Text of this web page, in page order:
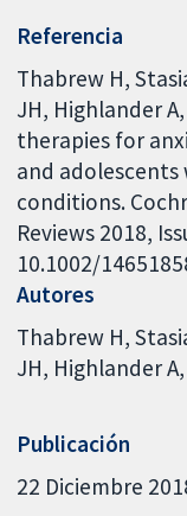
Referencia
Thabrew H,
JH, Highlander
therapies for
and
conditions.
Reviews 2018,
10.1002/
Autores
Thabrew H
JH Highlander A
Publicación
22 Diciembre